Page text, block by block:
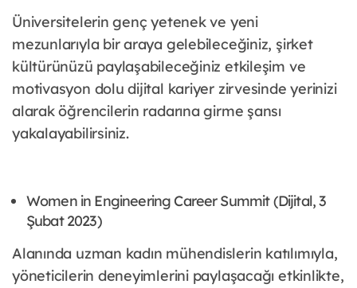
Üniversitelerin genç yetenek ve yeni
mezunlarıyla bir araya gelebileceğiniz, şirket
kültürünüzü paylaşabileceğiniz etkileşim ve
motivasyon dolu dijital kariyer zirvesinde yerinizi
alarak öğrencilerin radarına girme şansı
yakalayabilirsiniz.
Women in Engineering Career Summit (Dijital, 3
Şubat 2023)
Alanında uzman kadın mühendislerin katılımıyla,
yöneticilerin deneyimlerini paylaşacağı etkinlikte,